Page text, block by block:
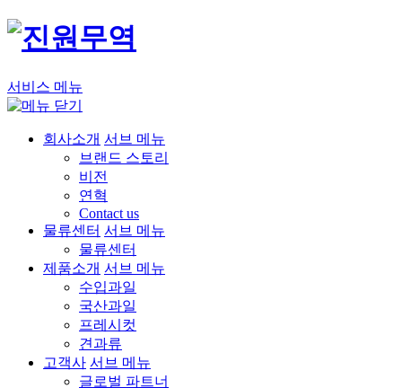
서비스 메뉴
회사소개 서브 메뉴
브랜드 스토리
비전
연혁
Contact us
물류센터 서브 메뉴
물류센터
제품소개 서브 메뉴
수입과일
국산과일
프레시컷
견과류
고객사 서브 메뉴
글로벌 파트너